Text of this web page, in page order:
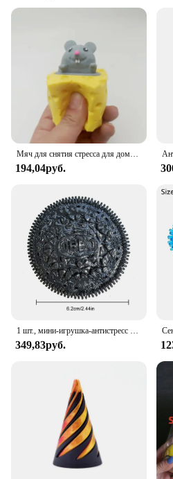
Мяч для снятия стресса для домашних животных, Сырная мышь, зажим для сыра, Забавный мяч для снятия стресса, мячик для белки, игрушка для розыгрыша, игрушки-антистресс
194,04руб.
1 шт., мини-игрушка-антистресс из силикона
349,83руб.